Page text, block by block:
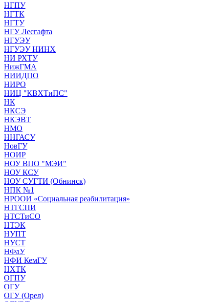
НГПУ
НГТК
НГТУ
НГУ Лесгафта
НГУЭУ
НГУЭУ НИНХ
НИ РХТУ
НижГМА
НИИДПО
НИРО
НИЦ "КВХТиПС"
НК
НКСЭ
НКЭВТ
НМО
ННГАСУ
НовГУ
НОИР
НОУ ВПО "МЭИ"
НОУ КСУ
НОУ СУГТИ (Обнинск)
НПК №1
НРООИ «Социальная реабилитация»
НТГСПИ
НТСТиСО
НТЭК
НУПТ
НУСТ
НФаУ
НФИ КемГУ
НХТК
ОГПУ
ОГУ
ОГУ (Орел)